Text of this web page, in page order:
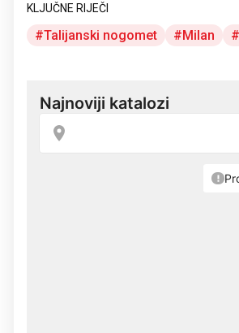
KLJUČNE RIJEČI
Talijanski nogomet Milan